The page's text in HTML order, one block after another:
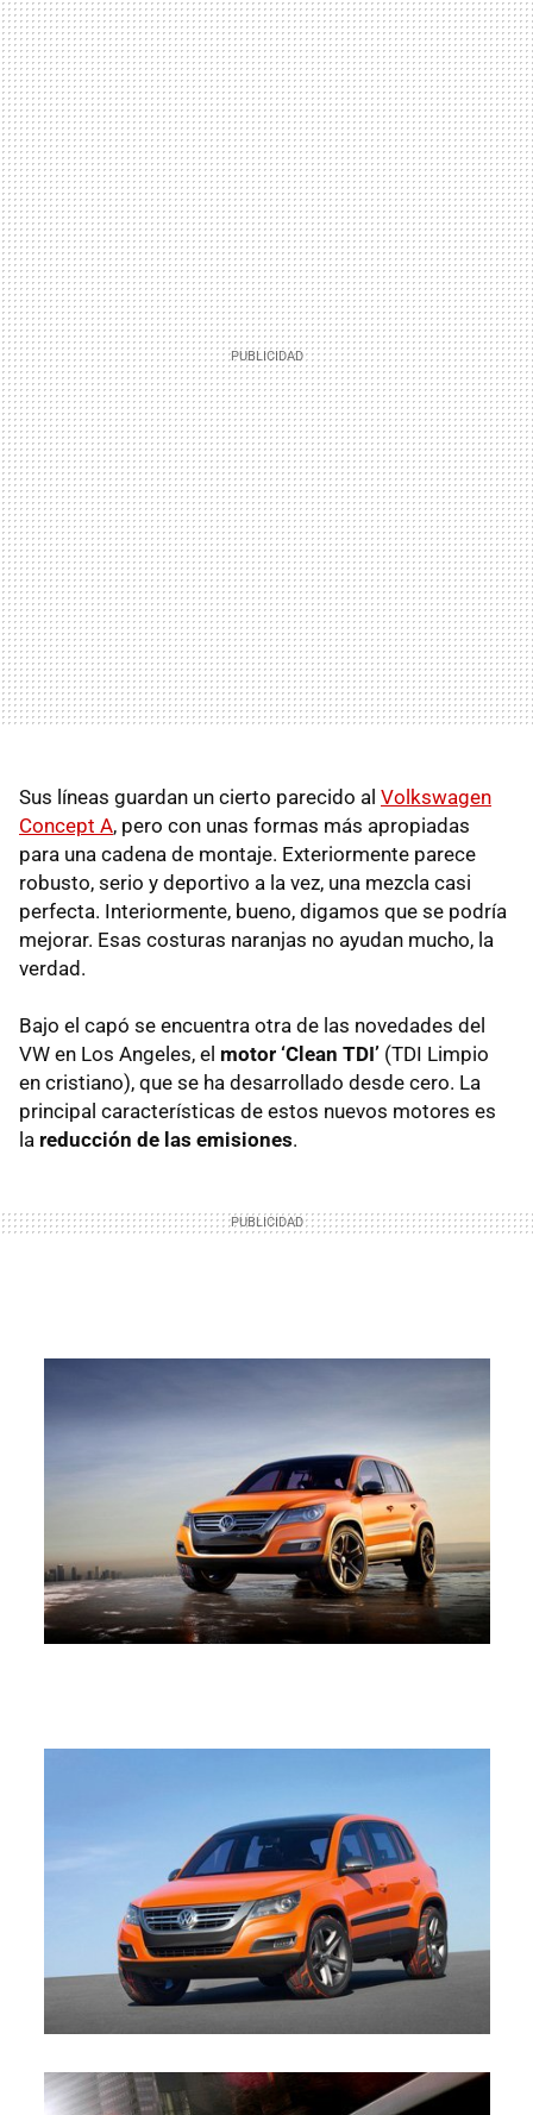
Sus líneas guardan un cierto parecido al Volkswagen
Concept A, pero con unas formas más apropiadas
para una cadena de montaje. Exteriormente parece
robusto, serio y deportivo a la vez, una mezcla casi
perfecta. Interiormente, bueno, digamos que se podría
mejorar. Esas costuras naranjas no ayudan mucho, la
verdad.
Bajo el capó se encuentra otra de las novedades del
VW en Los Angeles, el motor ‘Clean TDI’ (TDI Limpio
en cristiano), que se ha desarrollado desde cero. La
principal características de estos nuevos motores es
la reducción de las emisiones.